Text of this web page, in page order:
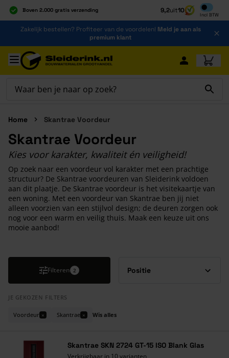
Boven 2.000 gratis verzending
Al 40 jaar dé specialist
Alles onder één dak
9,2uit10
Incl BTW
Inclusief
Ga naar de inhoud
Zakelijk bestellen? Profiteer van de voordelen! Meld je aan als
premium klant
Ga naar hoofdinhoud
Home Skantrae Voordeur
Skantrae Voordeur
Kies voor karakter, kwaliteit én veiligheid!
Op zoek naar een voordeur vol karakter met een prachtige
structuur? De Skantrae voordeuren van Sleiderink voldoen
aan dit plaatje. De Skantrae voordeur is het visitekaartje van
een woning. Met een voordeur van Skantrae ben jij niet
alleen voorzien van een stijlvol design; de deuren zorgen ook
nog voor een warm en veilig thuis. Maak een keuze uit ons
mooie aanbod!
Filteren 2
JE GEKOZEN FILTERS
Voordeur × Skantrae × Wis alles
Skantrae SKN 2724 GT-15 ISO Blank Glas
Verkrijgbaar in 10 varianten